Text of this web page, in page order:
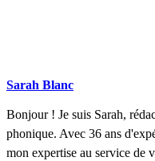
Sarah Blanc
Bonjour ! Je suis Sarah,
phonique. Avec 36 ans
mon expertise au service de